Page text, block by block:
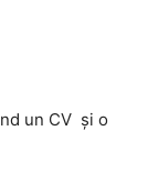
un CV și o